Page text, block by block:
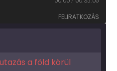
FELIRATKOZÁS
a föld körül